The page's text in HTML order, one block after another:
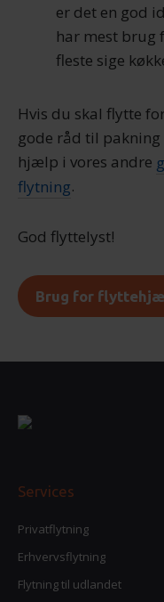
er det en god
har mest brug
fleste sige
Hvis du skal flytte
gode råd til
hjælp i vores andre
flytning.
God flyttelyst!
Brug for
Services
Privatflytning
Erhvervsflytning
Flytning til udlandet